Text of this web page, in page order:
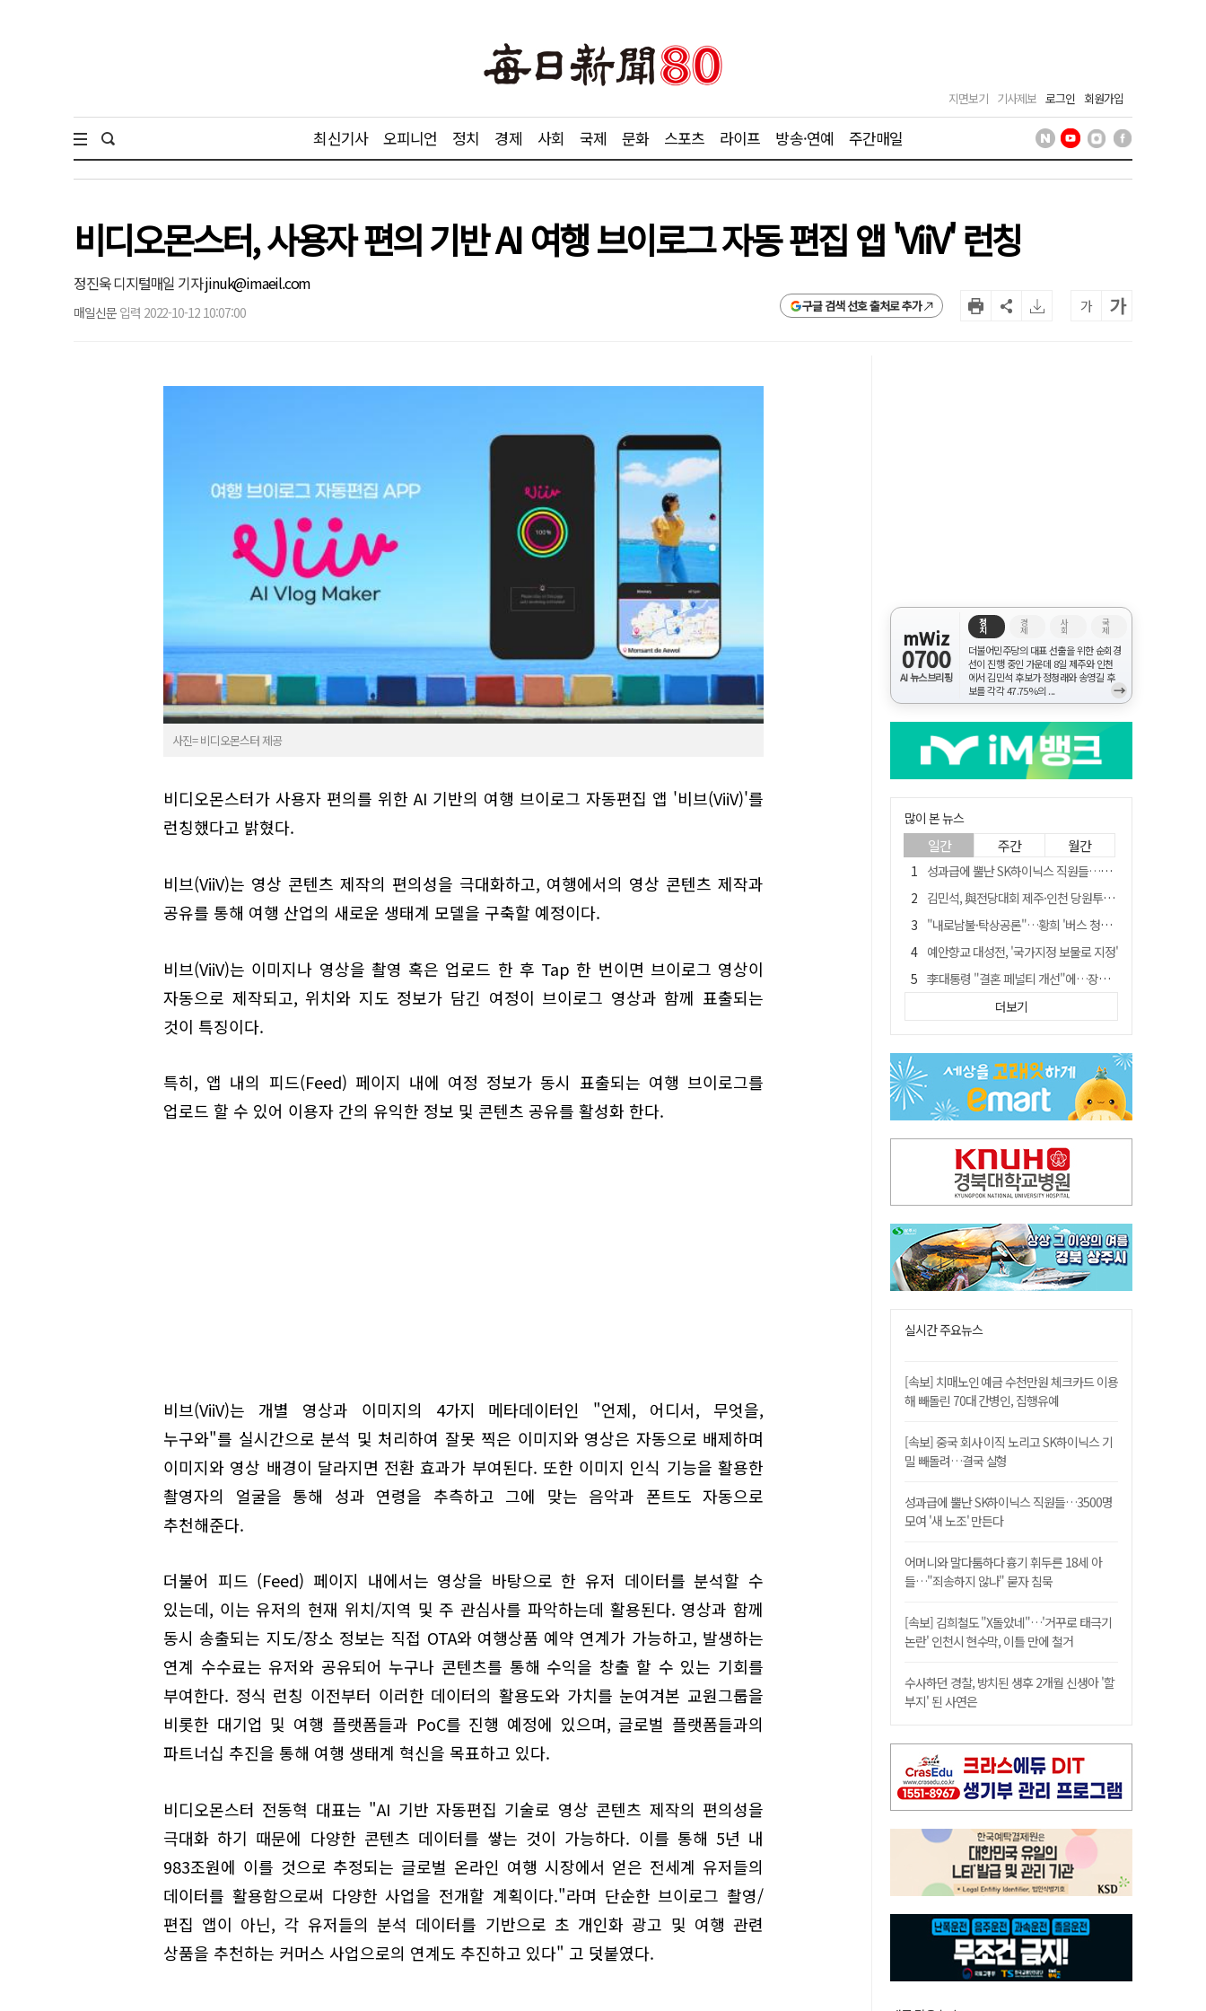
지면보기 기사제보 로그인 회원가입
최신기사 오피니언 정치 경제 사회 국제 문화 스포츠 라이프 방송·연예 주간매일
비디오몬스터, 사용자 편의 기반 AI 여행 브이로그 자동 편집 앱 'ViiV' 런칭
정진욱 디지털매일 기자jinuk@imaeil.com
매일신문 입력 2022-10-12 10:07:00 구글 검색 선호 출처로 추가 가 가
사진= 비디오몬스터 제공
비디오몬스터가 사용자 편의를 위한 AI 기반의 여행 브이로그 자동편집 앱 '비브(ViiV)'를
런칭했다고 밝혔다.
비브(ViiV)는 영상 콘텐츠 제작의 편의성을 극대화하고, 여행에서의 영상 콘텐츠 제작과
공유를 통해 여행 산업의 새로운 생태계 모델을 구축할 예정이다.
비브(ViiV)는 이미지나 영상을 촬영 혹은 업로드 한 후 Tap 한 번이면 브이로그 영상이
자동으로 제작되고, 위치와 지도 정보가 담긴 여정이 브이로그 영상과 함께 표출되는
것이 특징이다.
특히, 앱 내의 피드(Feed) 페이지 내에 여정 정보가 동시 표출되는 여행 브이로그를
업로드 할 수 있어 이용자 간의 유익한 정보 및 콘텐츠 공유를 활성화 한다.
비브(ViiV)는 개별 영상과 이미지의 4가지 메타데이터인 "언제, 어디서, 무엇을,
누구와"를 실시간으로 분석 및 처리하여 잘못 찍은 이미지와 영상은 자동으로 배제하며
이미지와 영상 배경이 달라지면 전환 효과가 부여된다. 또한 이미지 인식 기능을 활용한
촬영자의 얼굴을 통해 성과 연령을 추측하고 그에 맞는 음악과 폰트도 자동으로
추천해준다.
더불어 피드 (Feed) 페이지 내에서는 영상을 바탕으로 한 유저 데이터를 분석할 수
있는데, 이는 유저의 현재 위치/지역 및 주 관심사를 파악하는데 활용된다. 영상과 함께
동시 송출되는 지도/장소 정보는 직접 OTA와 여행상품 예약 연계가 가능하고, 발생하는
연계 수수료는 유저와 공유되어 누구나 콘텐츠를 통해 수익을 창출 할 수 있는 기회를
부여한다. 정식 런칭 이전부터 이러한 데이터의 활용도와 가치를 눈여겨본 교원그룹을
비롯한 대기업 및 여행 플랫폼들과 PoC를 진행 예정에 있으며, 글로벌 플랫폼들과의
파트너십 추진을 통해 여행 생태계 혁신을 목표하고 있다.
비디오몬스터 전동혁 대표는 "AI 기반 자동편집 기술로 영상 콘텐츠 제작의 편의성을
극대화 하기 때문에 다양한 콘텐츠 데이터를 쌓는 것이 가능하다. 이를 통해 5년 내
983조원에 이를 것으로 추정되는 글로벌 온라인 여행 시장에서 얻은 전세계 유저들의
데이터를 활용함으로써 다양한 사업을 전개할 계획이다."라며 단순한 브이로그 촬영/
편집 앱이 아닌, 각 유저들의 분석 데이터를 기반으로 초 개인화 광고 및 여행 관련
상품을 추천하는 커머스 사업으로의 연계도 추진하고 있다" 고 덧붙였다.
mWiz
0700
AI 뉴스브리핑
정
치
경
제
사
회
국
제
더불어민주당의 대표 선출을 위한 순회경
선이 진행 중인 가운데 8일 제주와 인천
에서 김민석 후보가 정청래와 송영길 후
보를 각각 47.75%의 ...
→
많이 본 뉴스
일간 주간 월간
성과급에 뿔난 SK하이닉스 직원들…3500명 모여 '새 노조' 만든다
김민석, 與전당대회 제주·인천 당원투표서 승리…누적 득표는 '초박빙'
"내로남불·탁상공론"…황희 '버스 청년주택' 제안에 與 내부서도 쓴소리
예안향교 대성전, '국가지정 보물로 지정'
李대통령 "결혼 페널티 개선"에…장동혁 "그 페널티 만든 게 이 정권"
블룸버그 "SK하이닉스, 中 패키징공장 지분매각 등 검토"
트럼프 만난 손현보 목사…"현재 자유대한민국 여러 면에서 어려움"
"아버지 외출한 사이"…흉기로 40대母 살해한 고교 자퇴생, 구속 기로에
서울 면목동서 60대 남성 2명 흉기에 숨져…지인 관계로 추정
더보기
실시간 주요뉴스
[속보] 치매노인 예금 수천만원 체크카드 이용
해 빼돌린 70대 간병인, 집행유예
[속보] 중국 회사 이직 노리고 SK하이닉스 기
밀 빼돌려…결국 실형
성과급에 뿔난 SK하이닉스 직원들…3500명
모여 '새 노조' 만든다
어머니와 말다툼하다 흉기 휘두른 18세 아
들…"죄송하지 않나" 묻자 침묵
[속보] 김희철도 "X돌았네"…'거꾸로 태극기
논란' 인천시 현수막, 이틀 만에 철거
수사하던 경찰, 방치된 생후 2개월 신생아 '할
부지' 된 사연은